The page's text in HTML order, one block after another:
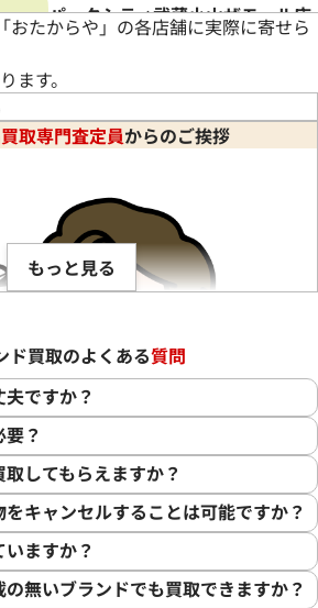
パークシティ武蔵小山ザモール店
おたからや」の各店舗に実際に寄せら
ます。
取専門査定員からのご挨拶
もっと見る
ド買取のよくある質問
ですか？
？
してもらえますか？
キャンセルすることは可能ですか？
ますか？
無いブランドでも買取できますか？